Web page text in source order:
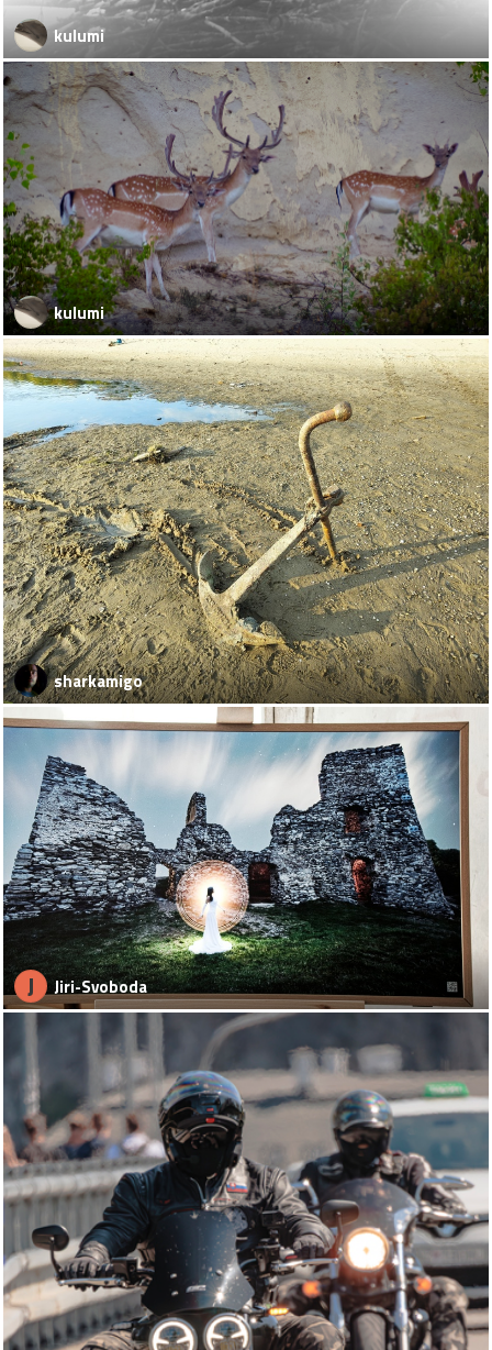
kulumi
kulumi
sharkamigo
J Jiri-Svoboda